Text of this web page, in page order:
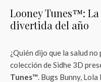
Looney Tunes™:
divertida del año
¿Quién dijo que la salud
colección de Sidhe 3D
Tunes™. Bugs Bunny,